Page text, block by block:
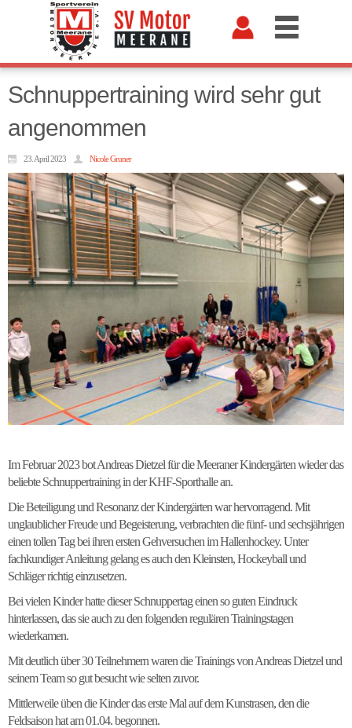
Schnuppertraining wird sehr gut
angenommen
23. April 2023 Nicole Gruner
Im Februar 2023 bot Andreas Dietzel für die Meeraner Kindergärten wieder das
beliebte Schnuppertraining in der KHF-Sporthalle an.
Die Beteiligung und Resonanz der Kindergärten war hervorragend. Mit
unglaublicher Freude und Begeisterung, verbrachten die fünf- und sechsjährigen
einen tollen Tag bei ihren ersten Gehversuchen im Hallenhockey. Unter
fachkundiger Anleitung gelang es auch den Kleinsten, Hockeyball und
Schläger richtig einzusetzen.
Bei vielen Kinder hatte dieser Schnuppertag einen so guten Eindruck
hinterlassen, das sie auch zu den folgenden regulären Trainingstagen
wiederkamen.
Mit deutlich über 30 Teilnehmern waren die Trainings von Andreas Dietzel und
seinem Team so gut besucht wie selten zuvor.
Mittlerweile üben die Kinder das erste Mal auf dem Kunstrasen, den die
Feldsaison hat am 01.04. begonnen.